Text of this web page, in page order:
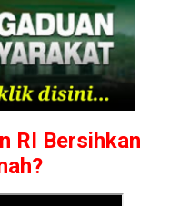
RI Bersihkan